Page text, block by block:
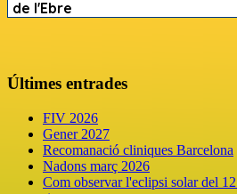
Últimes entrades
FIV 2026
Gener 2027
Recomanació cliniques Barcelona
Nadons març 2026
Com observar l'eclipsi solar del